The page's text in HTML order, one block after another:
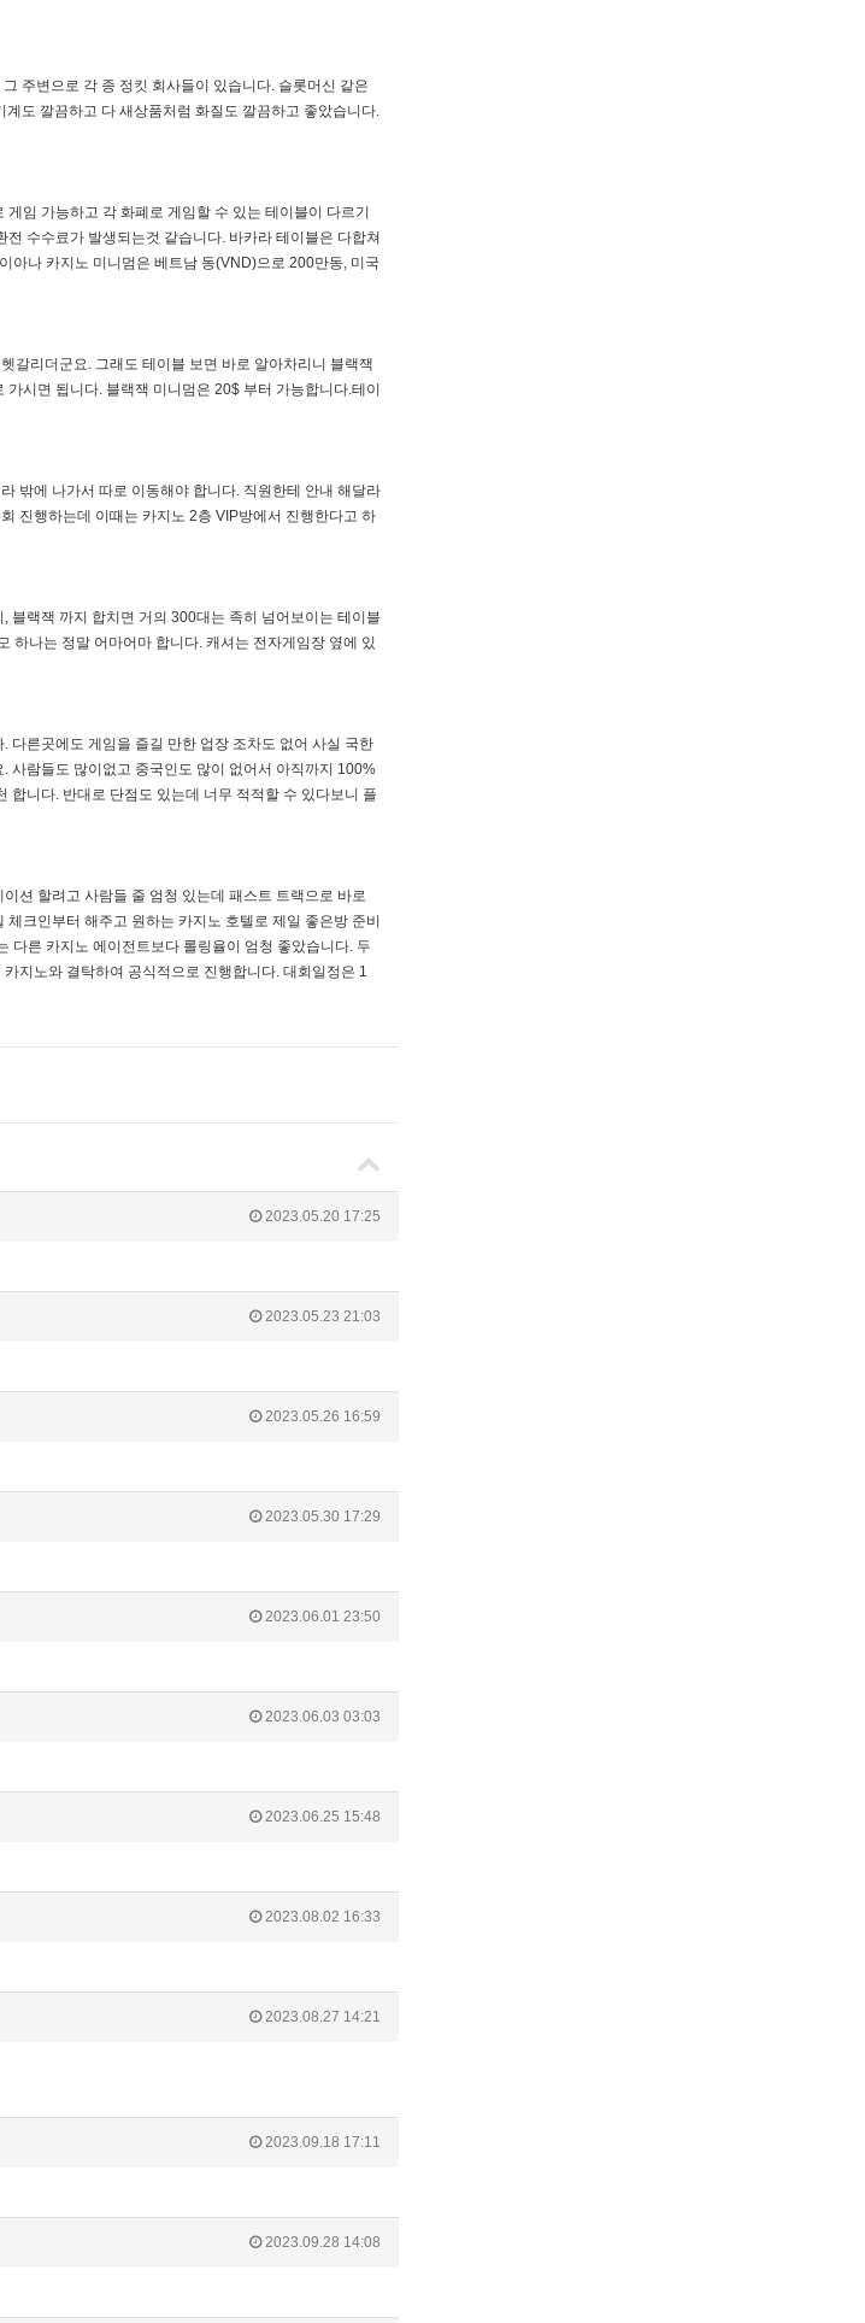
주변으로 각 종 정킷 회사들이 있습니다. 슬롯머신 같은
도 깔끔하고 다 새상품처럼 화질도 깔끔하고 좋았습니다.
임 가능하고 각 화폐로 게임할 수 있는 테이블이 다르기
수수료가 발생되는것 같습니다. 바카라 테이블은 다합쳐
아나 카지노 미니멈은 베트남 동(VND)으로 200만동, 미국
갈리더군요. 그래도 테이블 보면 바로 알아차리니 블랙잭
시면 됩니다. 블랙잭 미니멈은 20$ 부터 가능합니다.테이
밖에 나가서 따로 이동해야 합니다. 직원한테 안내 해달라
진행하는데 이때는 카지노 2층 VIP방에서 진행한다고 하
블랙잭 까지 합치면 거의 300대는 족히 넘어보이는 테이블
하나는 정말 어마어마 합니다. 캐셔는 전자게임장 옆에 있
다른곳에도 게임을 즐길 만한 업장 조차도 없어 사실 국한
사람들도 많이없고 중국인도 많이 없어서 아직까지 100%
합니다. 반대로 단점도 있는데 너무 적적할 수 있다보니 플
션 할려고 사람들 줄 엄청 있는데 패스트 트랙으로 바로
크인부터 해주고 원하는 카지노 호텔로 제일 좋은방 준비
다른 카지노 에이전트보다 롤링율이 엄청 좋았습니다. 두
지노와 결탁하여 공식적으로 진행합니다. 대회일정은 1
2023.05.20 17:25
2023.05.23 21:03
2023.05.26 16:59
2023.05.30 17:29
2023.06.01 23:50
2023.06.03 03:03
2023.06.25 15:48
2023.08.02 16:33
2023.08.27 14:21
2023.09.18 17:11
2023.09.28 14:08